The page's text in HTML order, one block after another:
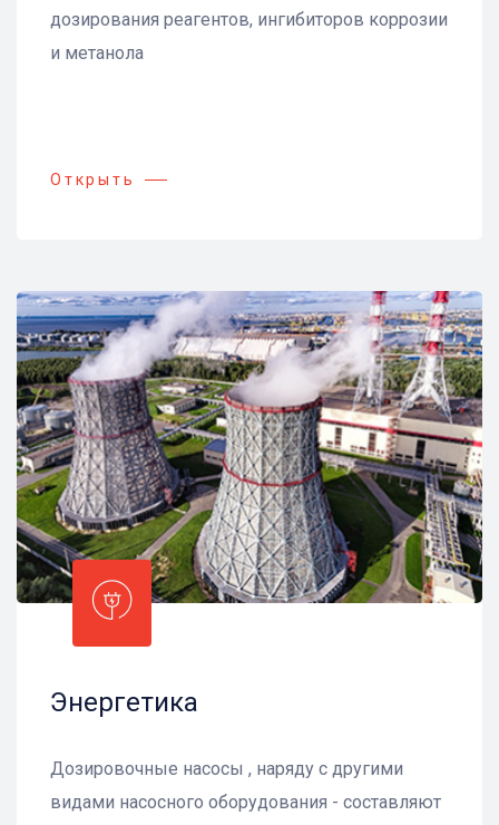
дозирования реагентов, ингибиторов коррозии
и метанола
Открыть
Энергетика
Дозировочные насосы , наряду с другими
видами насосного оборудования - составляют